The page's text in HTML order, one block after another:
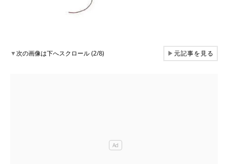
▼次の画像は下へスクロール (2/8) ▶元記事を見る